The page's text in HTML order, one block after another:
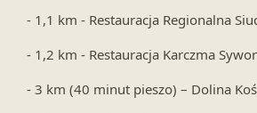
- 1,1 km - Restauracja Regionalna
- 1,2 km - Restauracja Karczma Sywor
- 3 km (40 minut pieszo) – Dolina